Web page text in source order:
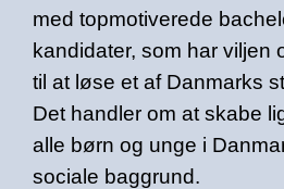
med topmotiverede
kandidater, som har viljen
til at løse et af Danmarks
Det handler om at skabe
alle børn og unge i
sociale baggrund.